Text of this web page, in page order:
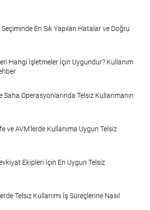
En Sık Yapılan Hatalar ve Doğru
Hangi İşletmeler İçin Uygundur? Kullanım
Saha Operasyonlarında Telsiz Kullanmanın
ve AVM'lerde Kullanıma Uygun Telsiz
Ekipleri İçin En Uygun Telsiz
Telsiz Kullanımı İş Süreçlerine Nasıl